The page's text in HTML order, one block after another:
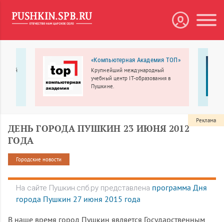
«Компьютерная Академия ТОП»
Крупнейший международный
учебный центр IT-образования в
Пушкине.
ДЕНЬ ГОРОДА ПУШКИН 23 ИЮНЯ 2012
ГОДА
Городские новости
На сайте Пушкин.спб.ру представлена программа Дня
города Пушкин 27 июня 2015 года
В наше время город Пушкин является Государственным
Реклама